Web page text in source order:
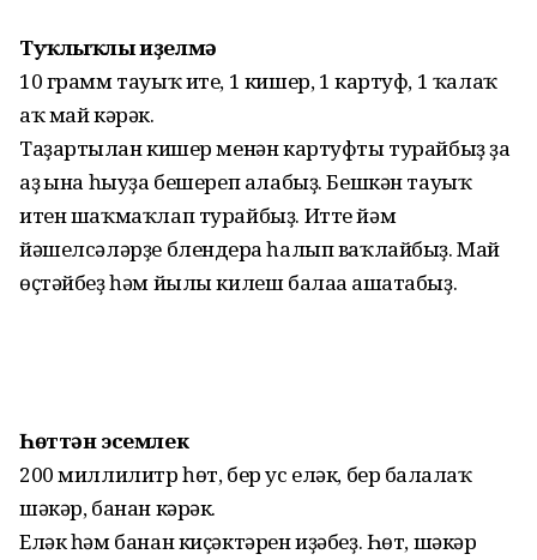
Туҡлыҡлы иҙелмә
10 грамм тауыҡ ите, 1 кишер, 1 картуф, 1 ҡалаҡ
аҡ май кәрәк.
Таҙартылған кишер менән картуфты турайбыҙ ҙа
аҙ ғына һыуҙа бешереп алабыҙ. Бешкән тауыҡ
итен шаҡмаҡлап турайбыҙ. Итте йәм
йәшелсәләрҙе блендерға һалып ваҡлайбыҙ. Май
өҫтәйбеҙ һәм йылы килеш балаға ашатабыҙ.
Һөттән эсемлек
200 миллилитр һөт, бер ус еләк, бер балғалаҡ
шәкәр, банан кәрәк.
Еләк һәм банан киҫәктәрен иҙәбеҙ. Һөт, шәкәр